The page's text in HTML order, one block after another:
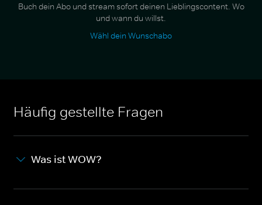
Buch dein Abo und stream sofort deinen Lieblingscontent. Wo
und wann du willst.
Wähl dein Wunschabo
Häufig gestellte Fragen
Was ist WOW?